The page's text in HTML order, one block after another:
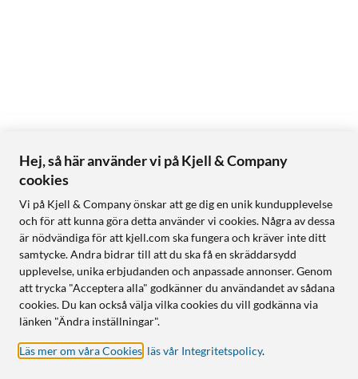
Hej, så här använder vi på Kjell & Company
cookies
Vi på Kjell & Company önskar att ge dig en unik kundupplevelse
och för att kunna göra detta använder vi cookies. Några av dessa
är nödvändiga för att kjell.com ska fungera och kräver inte ditt
samtycke. Andra bidrar till att du ska få en skräddarsydd
upplevelse, unika erbjudanden och anpassade annonser. Genom
att trycka "Acceptera alla" godkänner du användandet av sådana
cookies. Du kan också välja vilka cookies du vill godkänna via
länken "Ändra inställningar".
Läs mer om våra Cookies läs vår Integritetspolicy.